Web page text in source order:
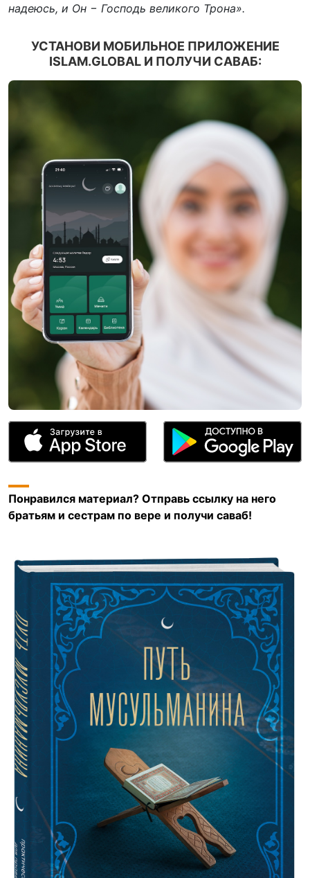
надеюсь, и Он − Господь великого Трона».
УСТАНОВИ МОБИЛЬНОЕ ПРИЛОЖЕНИЕ
ISLAM.GLOBAL И ПОЛУЧИ САВАБ:
Понравился материал? Отправь ссылку на него
братьям и сестрам по вере и получи саваб!